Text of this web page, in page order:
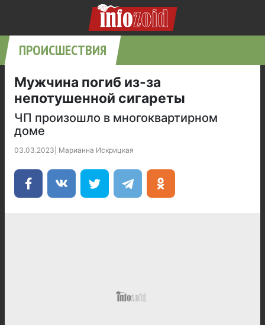
ПРОИСШЕСТВИЯ
Мужчина погиб из-за
непотушенной сигареты
ЧП произошло в многоквартирном
доме
03.03.2023 Марианна Искрицкая